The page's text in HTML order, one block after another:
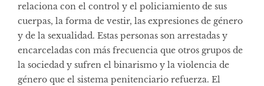
relaciona con el control y el policiamiento de sus
cuerpas, la forma de vestir, las expresiones de género
y de la sexualidad. Estas personas son arrestadas y
encarceladas con más frecuencia que otros grupos de
la sociedad y sufren el binarismo y la violencia de
género que el sistema penitenciario refuerza. El